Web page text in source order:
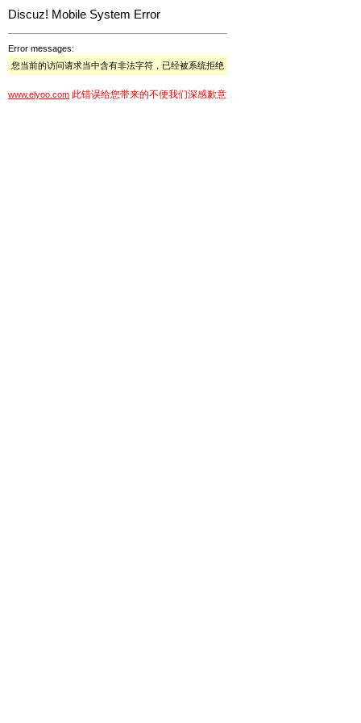
Discuz! Mobile System Error
Error messages:
您当前的访问请求当中含有非法字符，已经被系统拒绝
www.elyoo.com 此错误给您带来的不便我们深感歉意